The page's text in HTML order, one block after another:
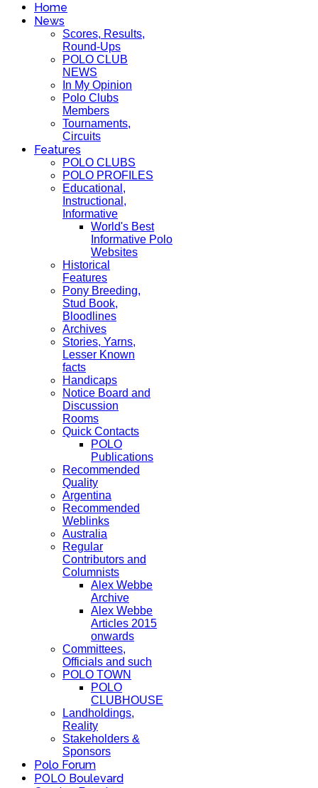
Home
News
Scores, Results,
Round-Ups
POLO CLUB
NEWS
In My Opinion
Polo Clubs
Members
Tournaments,
Circuits
Features
POLO CLUBS
POLO PROFILES
Educational,
Instructional,
Informative
World's Best
Informative Polo
Websites
Historical
Features
Pony Breeding,
Stud Book,
Bloodlines
Archives
Stories, Yarns,
Lesser Known
facts
Handicaps
Notice Board and
Discussion
Rooms
Quick Contacts
POLO
Publications
Recommended
Quality
Argentina
Recommended
Weblinks
Australia
Regular
Contributors and
Columnists
Alex Webbe
Archive
Alex Webbe
Articles 2015
onwards
Committees,
Officials and such
POLO TOWN
POLO
CLUBHOUSE
Landholdings,
Reality
Stakeholders &
Sponsors
Polo Forum
POLO Boulevard